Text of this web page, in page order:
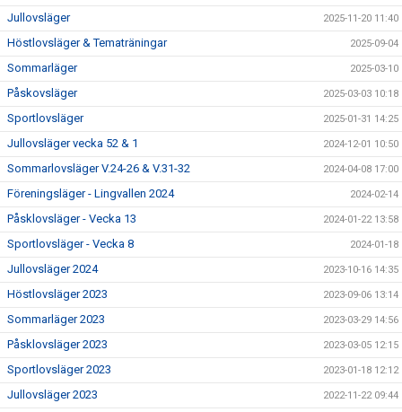
Jullovsläger 2025-11-20 11:40
Höstlovsläger & Tematräningar 2025-09-04
Sommarläger 2025-03-10
Påskovsläger 2025-03-03 10:18
Sportlovsläger 2025-01-31 14:25
Jullovsläger vecka 52 & 1 2024-12-01 10:50
Sommarlovsläger V.24-26 & V.31-32 2024-04-08 17:00
Föreningsläger - Lingvallen 2024 2024-02-14
Påsklovsläger - Vecka 13 2024-01-22 13:58
Sportlovsläger - Vecka 8 2024-01-18
Jullovsläger 2024 2023-10-16 14:35
Höstlovsläger 2023 2023-09-06 13:14
Sommarläger 2023 2023-03-29 14:56
Påsklovsläger 2023 2023-03-05 12:15
Sportlovsläger 2023 2023-01-18 12:12
Jullovsläger 2023 2022-11-22 09:44